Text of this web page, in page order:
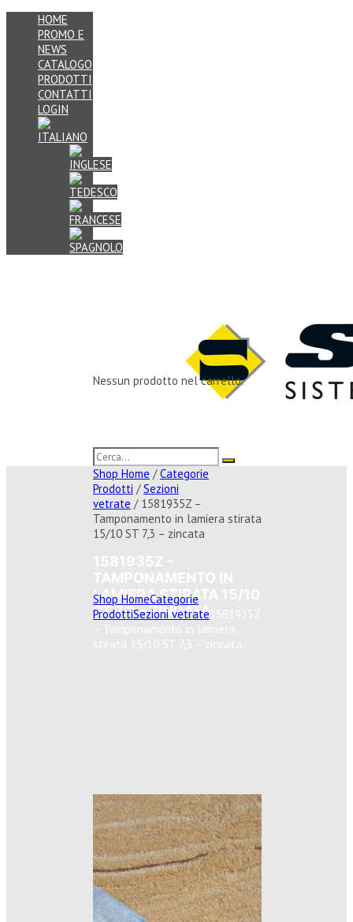
HOME
PROMO E
NEWS
CATALOGO
PRODOTTI
CONTATTI
LOGIN
Nessun prodotto nel carrello.
Shop Home /Categorie
Prodotti /Sezioni
vetrate / 1581935Z –
Tamponamento in lamiera stirata
15/10 ST 7,3 – zincata
LAMIERA STIRATA 15/10
ST 7,3 – ZINCATA
Shop HomeCategorie
ProdottiSezioni vetrate